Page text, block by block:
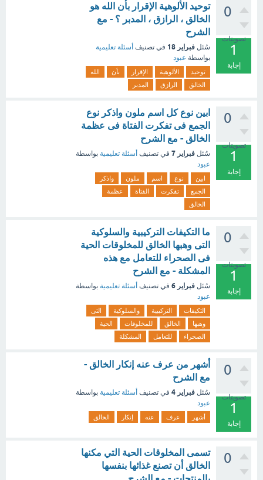
0
تصويتات
1
إجابة
توحيد الألوهية الإقرار بأن الله هو
الخالق ، الرازق ، المدبر ؟ - مع
الشرح
سُئل فبراير 18 في تصنيف أسئلة تعليمية
بواسطة عبود
توحيد الألوهية الإقرار بأن
الله
الخالق
الرازق المدبر
0
تصويتات
1
إجابة
ابين نوع كل اسم ملون واذكر نوع
الجمع فى تفكرت الفتاة فى عظمة
الخالق - مع الشرح
سُئل فبراير 7 في تصنيف أسئلة تعليمية بواسطة
عبود
ابين نوع اسم ملون
واذكر
الجمع
تفكرت الفتاة
عظمة
الخالق
0
تصويتات
1
إجابة
ما التكيفات التركيبية والسلوكية
التى وهبها الخالق للمخلوقات الحية
فى الصحراء للتعامل مع هذه
المشكلة - مع الشرح
سُئل فبراير 6 في تصنيف أسئلة تعليمية بواسطة
عبود
التكيفات التركيبية والسلوكية
التى
وهبها
الخالق للمخلوقات
الحية
الصحراء
للتعامل المشكلة
0
تصويتات
1
إجابة
أشهر من عرف عنه إنكار الخالق -
مع الشرح
سُئل فبراير 4 في تصنيف أسئلة تعليمية بواسطة
عبود
أشهر عرف عنه إنكار الخالق
0
تسمى المخلوقات الحية التي مكنها
الخالق أن تصنع غذائها بنفسها